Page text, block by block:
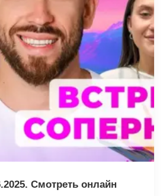
Смотреть онлайн